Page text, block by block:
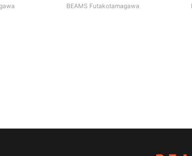
BEAMS Futakotamagawa